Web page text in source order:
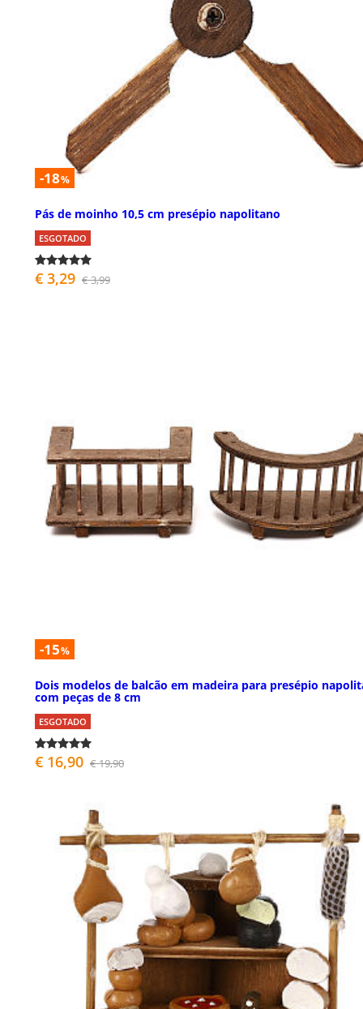
-18%
Pás de moinho 10,5 cm presépio napolitano
ESGOTADO
€ 3,29 € 3,99
-15%
Dois modelos de balcão em madeira para presépio
com peças de 8 cm
ESGOTADO
€ 16,90 € 19,90